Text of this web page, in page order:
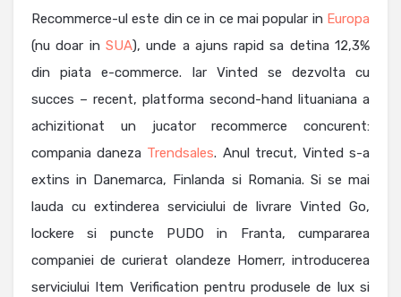
Recommerce-ul este din ce in ce mai popular in Europa
(nu doar in SUA), unde a ajuns rapid sa detina 12,3%
din piata e-commerce. Iar Vinted se dezvolta cu
succes – recent, platforma second-hand lituaniana a
achizitionat un jucator recommerce concurent:
compania daneza Trendsales. Anul trecut, Vinted s-a
extins in Danemarca, Finlanda si Romania. Si se mai
lauda cu extinderea serviciului de livrare Vinted Go,
lockere si puncte PUDO in Franta, cumpararea
companiei de curierat olandeze Homerr, introducerea
serviciului Item Verification pentru produsele de lux si